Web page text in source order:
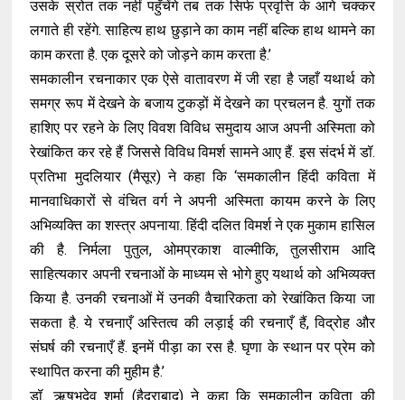
उसके स्रोत तक नहीं पहुँचेंगे तब तक सिर्फ प्रवृत्ति के आगे चक्कर
लगाते ही रहेंगे. साहित्य हाथ छुड़ाने का काम नहीं बल्कि हाथ थामने का
काम करता है. एक दूसरे को जोड़ने काम करता है.’
समकालीन रचनाकार एक ऐसे वातावरण में जी रहा है जहाँ यथार्थ को
समग्र रूप में देखने के बजाय टुकड़ों में देखने का प्रचलन है. युगों तक
हाशिए पर रहने के लिए विवश विविध समुदाय आज अपनी अस्मिता को
रेखांकित कर रहे हैं जिससे विविध विमर्श सामने आए हैं. इस संदर्भ में डॉ.
प्रतिभा मुदलियार (मैसूर) ने कहा कि ‘समकालीन हिंदी कविता में
मानवाधिकारों से वंचित वर्ग ने अपनी अस्मिता कायम करने के लिए
अभिव्यक्ति का शस्त्र अपनाया. हिंदी दलित विमर्श ने एक मुकाम हासिल
की है. निर्मला पुतुल, ओमप्रकाश वाल्मीकि, तुलसीराम आदि
साहित्यकार अपनी रचनाओं के माध्यम से भोगे हुए यथार्थ को अभिव्यक्त
किया है. उनकी रचनाओं में उनकी वैचारिकता को रेखांकित किया जा
सकता है. ये रचनाएँ अस्तित्व की लड़ाई की रचनाएँ हैं, विद्रोह और
संघर्ष की रचनाएँ हैं. इनमें पीड़ा का रस है. घृणा के स्थान पर प्रेम को
स्थापित करना की मुहीम है.’
डॉ. ऋषभदेव शर्मा (हैदराबाद) ने कहा कि समकालीन कविता की